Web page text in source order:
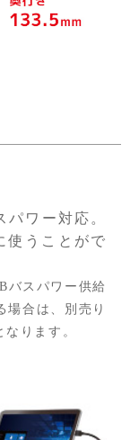
ワー対応。
使うことがで
バスパワー供給
場合は、別売り
なります。